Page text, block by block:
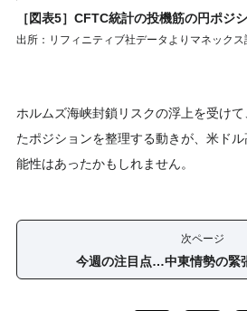
［図表5］CFTC統計の投機筋の円ポジ
出所：リフィニティブ社データよりマネック
ホルムズ海峡封鎖リスクの浮上を受け
たポジションを整理する動きが、米ド
能性はあったかもしれません。
次ページ
今週の注目点…中東情勢の緊